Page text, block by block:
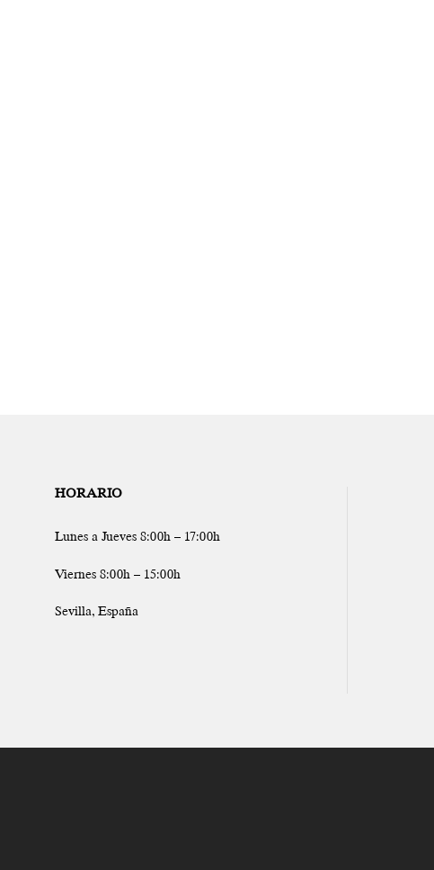
HORARIO
Lunes a Jueves 8:00h – 17:00h
Viernes 8:00h – 15:00h
Sevilla, España